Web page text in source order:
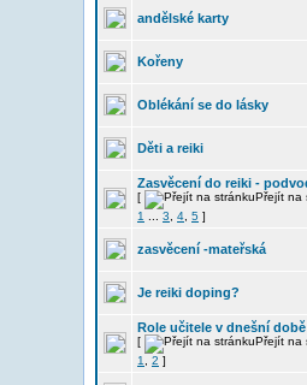
andělské karty
Kořeny
Oblékání se do lásky
Děti a reiki
Zasvěcení do reiki -
[
Přejít na
1
3 4 5 ]
zasvěcení -mateřská
Je reiki doping?
Role učitele v dnešní době
[
Přejít na
1
2 ]